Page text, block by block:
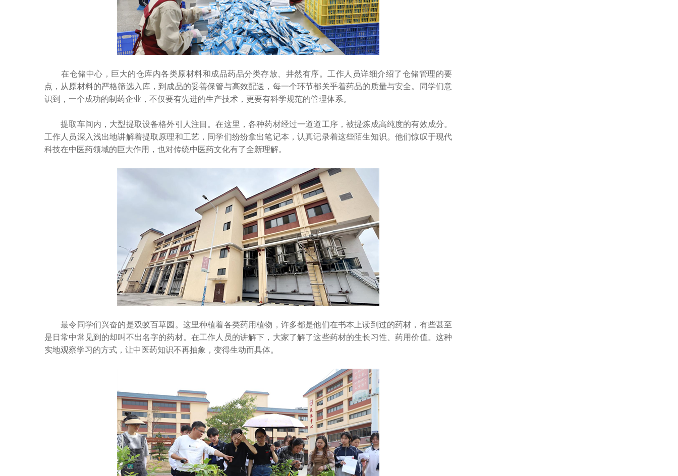
在仓储中心，巨大的仓库内各类原材料和成品药品分类存放、井然有序。工作人员详细介绍了仓储管理的要
点，从原材料的严格筛选入库，到成品的妥善保管与高效配送，每一个环节都关乎着药品的质量与安全。同学们意
识到，一个成功的制药企业，不仅要有先进的生产技术，更要有科学规范的管理体系。
提取车间内，大型提取设备格外引人注目。在这里，各种药材经过一道道工序，被提炼成高纯度的有效成分。
工作人员深入浅出地讲解着提取原理和工艺，同学们纷纷拿出笔记本，认真记录着这些陌生知识。他们惊叹于现代
科技在中医药领域的巨大作用，也对传统中医药文化有了全新理解。
最令同学们兴奋的是双蚁百草园。这里种植着各类药用植物，许多都是他们在书本上读到过的药材，有些甚至
是日常中常见到的却叫不出名字的药材。在工作人员的讲解下，大家了解了这些药材的生长习性、药用价值。这种
实地观察学习的方式，让中医药知识不再抽象，变得生动而具体。